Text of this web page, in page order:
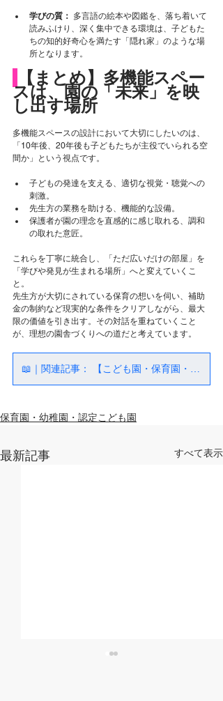
学びの質： 多言語の絵本や図鑑を、落ち着いて
読みふけり、深く集中できる環境は、子どもた
ちの知的好奇心を満たす「隠れ家」のような場
所となります。
【まとめ】多機能スペー
スは、園の「未来」を映
し出す場所
多機能スペースの設計において大切にしたいのは、
「10年後、20年後も子どもたちが主役でいられる空
間か」という視点です。
子どもの発達を支える、適切な視覚・聴覚への
刺激。
先生方の業務を助ける、機能的な設備。
保護者が園の理念を直感的に感じ取れる、調和
の取れた意匠。
これらを丁寧に統合し、「ただ広いだけの部屋」を
「学びや発見が生まれる場所」へと変えていくこ
と。
先生方が大切にされている保育の想いを伺い、補助
金の制約など現実的な条件をクリアしながら、最大
限の価値を引き出す。その対話を重ねていくこと
が、理想の園舎づくりへの道だと考えています。
📖｜関連記事： 【こども園・保育園・幼稚園｜職員の負担を減らし、見守りの質を高める最適な動線設計】
保育園・幼稚園・認定こども園
最新記事 すべて表示